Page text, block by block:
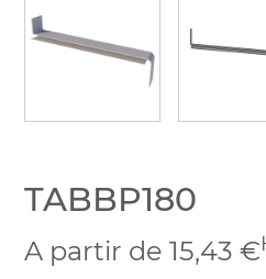
TABBP180
A partir de 15,43 €